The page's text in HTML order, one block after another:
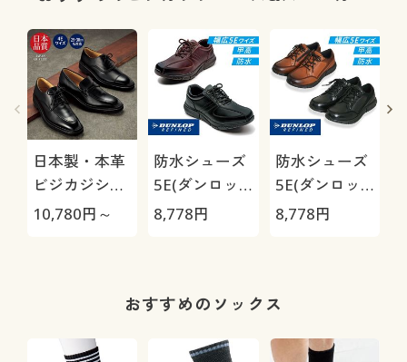
日本製・本革
ビジカジシュ
ーズ4E(リナ
10,780円～
防水シューズ
5E(ダンロッ
プリファイン
8,778円
防水シューズ
5E(ダンロッ
プリファイン
8,778円
おすすめのソックス